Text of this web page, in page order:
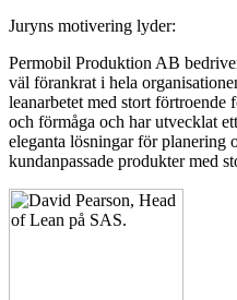
Juryns motivering lyder:
Permobil Produktion AB
väl förankrat i hela
leanarbetet med stort förtroende
och förmåga och har utvecklat
eleganta lösningar för planering
kundanpassade produkter med